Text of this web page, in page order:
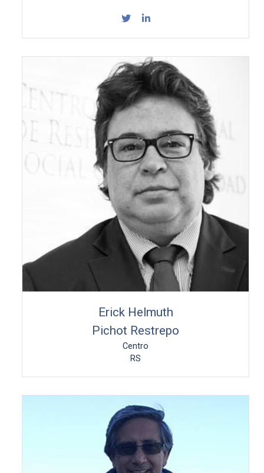
Erick Helmuth
Pichot Restrepo
Centro
RS